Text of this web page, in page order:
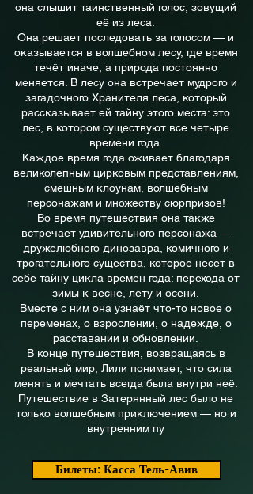
она слышит таинственный голос, зовущий
её из леса.
Она решает последовать за голосом — и
оказывается в волшебном лесу, где время
течёт иначе, а природа постоянно
меняется. В лесу она встречает мудрого и
загадочного Хранителя леса, который
рассказывает ей тайну этого места: это
лес, в котором существуют все четыре
времени года.
Каждое время года оживает благодаря
великолепным цирковым представлениям,
смешным клоунам, волшебным
персонажам и множеству сюрпризов!
Во время путешествия она также
встречает удивительного персонажа —
дружелюбного динозавра, комичного и
трогательного существа, которое несёт в
себе тайну цикла времён года: перехода от
зимы к весне, лету и осени.
Вместе с ним она узнаёт что-то новое о
переменах, о взрослении, о надежде, о
расставании и обновлении.
В конце путешествия, возвращаясь в
реальный мир, Лили понимает, что сила
менять и мечтать всегда была внутри неё.
Путешествие в Затерянный лес было не
только волшебным приключением — но и
внутренним пу
Билеты: Касса Тель-Авив